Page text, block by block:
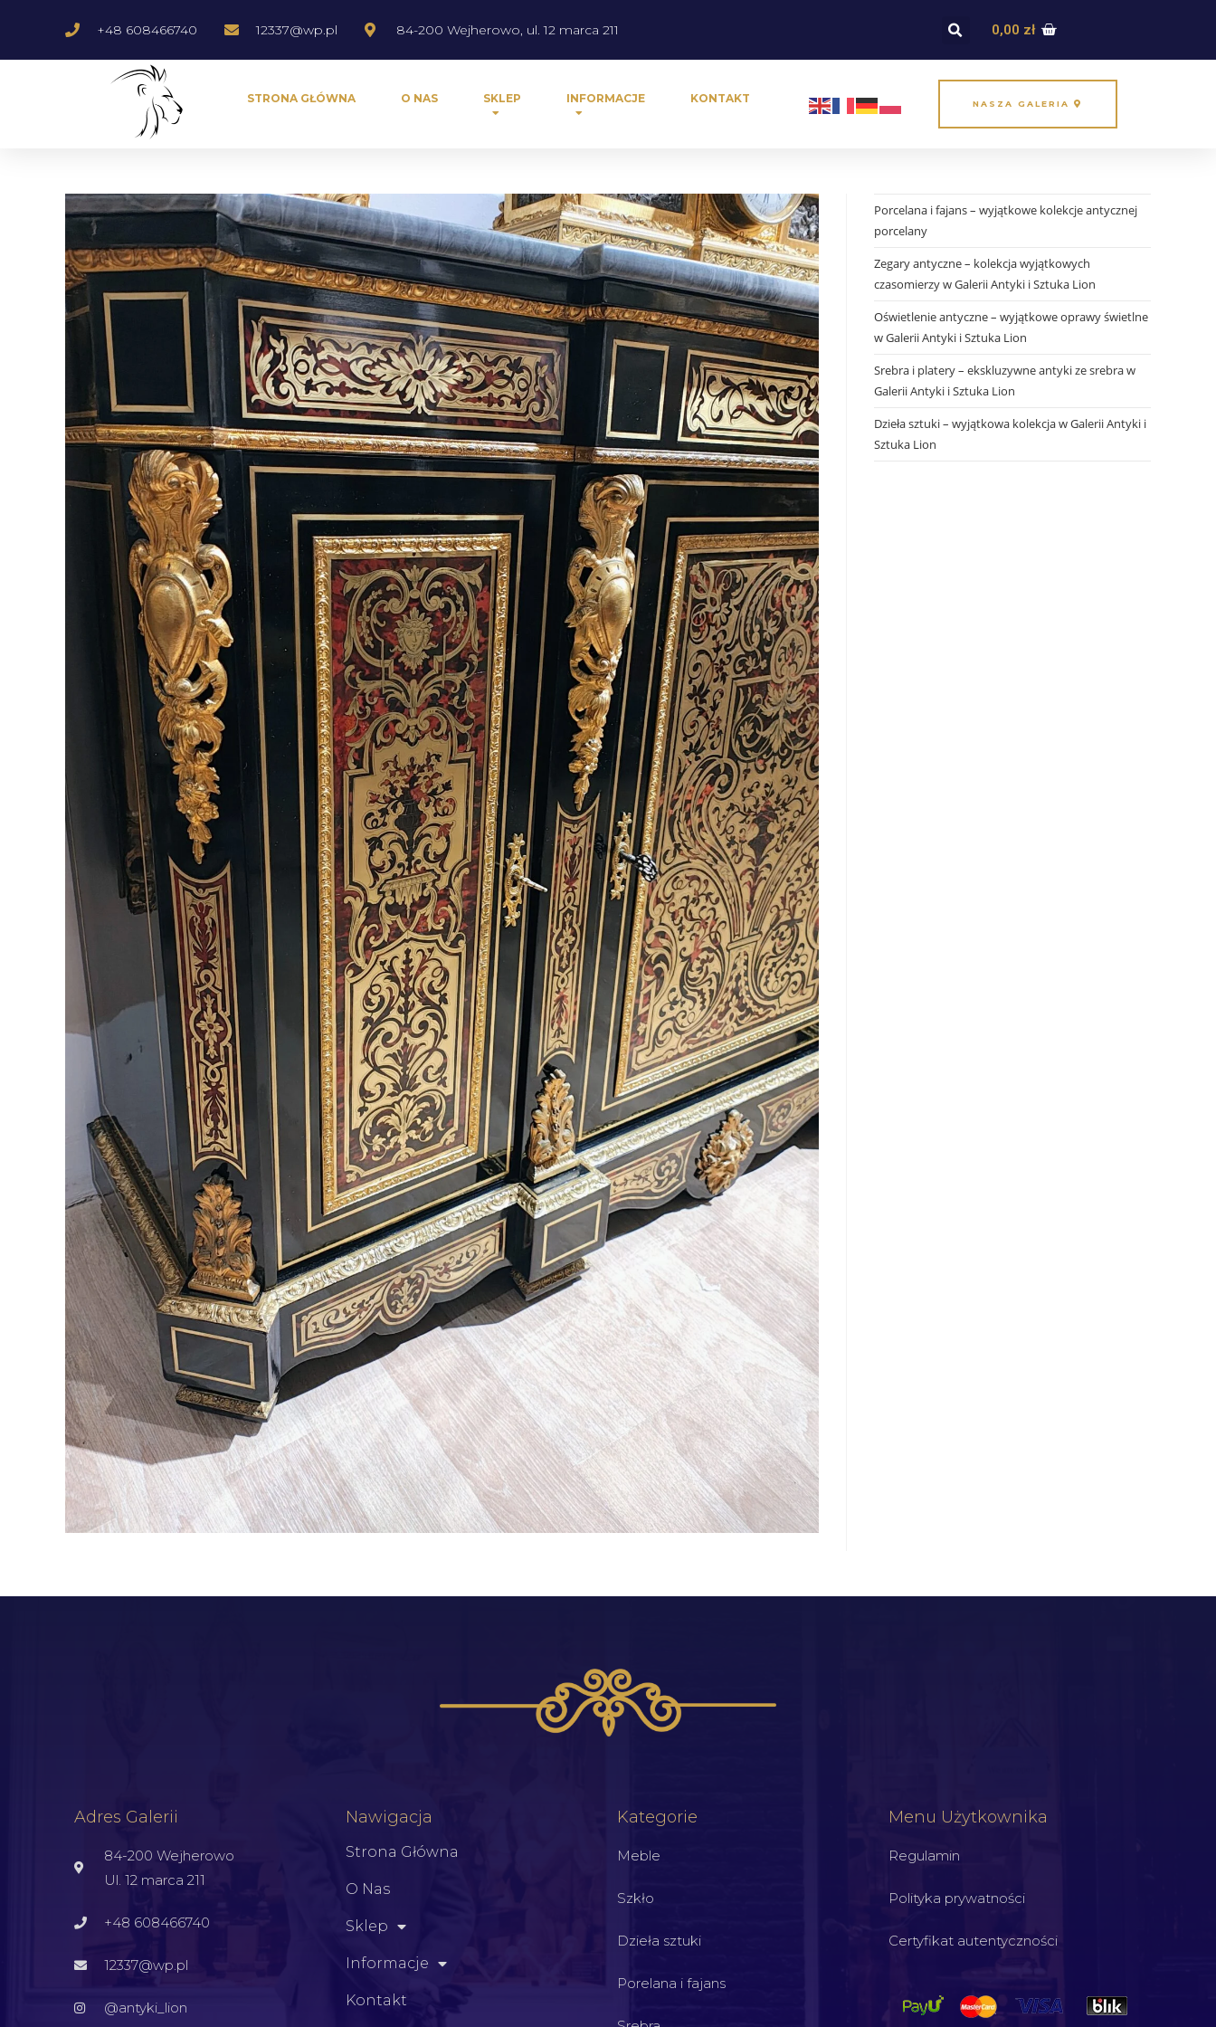
+48 608466740 12337@wp.pl 84-200 Wejherowo, ul. 12 marca 211 0,00 zł
STRONA GŁÓWNA O NAS SKLEP INFORMACJE KONTAKT NASZA GALERIA
Porcelana i fajans – wyjątkowe kolekcje antycznej
porcelany
Zegary antyczne – kolekcja wyjątkowych
czasomierzy w Galerii Antyki i Sztuka Lion
Oświetlenie antyczne – wyjątkowe oprawy świetlne
w Galerii Antyki i Sztuka Lion
Srebra i platery – ekskluzywne antyki ze srebra w
Galerii Antyki i Sztuka Lion
Dzieła sztuki – wyjątkowa kolekcja w Galerii Antyki i
Sztuka Lion
Adres Galerii
84-200 Wejherowo
Ul. 12 marca 211
+48 608466740
12337@wp.pl
@antyki_lion
Nawigacja
Strona Główna
O Nas
Sklep
Informacje
Kontakt
Kategorie
Meble
Szkło
Dzieła sztuki
Porelana i fajans
Menu Użytkownika
Regulamin
Polityka prywatności
Certyfikat autentyczności